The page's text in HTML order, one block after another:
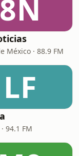
8N
México · 88.9 FM
LF
94.1 FM